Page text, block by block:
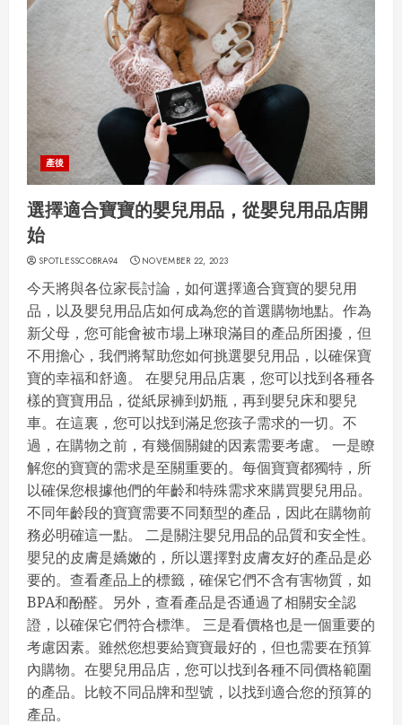
產後
選擇適合寶寶的嬰兒用品，從嬰兒用品店開
始
SPOTLESSCOBRA94 NOVEMBER 22, 2023
今天將與各位家長討論，如何選擇適合寶寶的嬰兒用
品，以及嬰兒用品店如何成為您的首選購物地點。作為
新父母，您可能會被市場上琳琅滿目的產品所困擾，但
不用擔心，我們將幫助您如何挑選嬰兒用品，以確保寶
寶的幸福和舒適。 在嬰兒用品店裏，您可以找到各種各
樣的寶寶用品，從紙尿褲到奶瓶，再到嬰兒床和嬰兒
車。在這裏，您可以找到滿足您孩子需求的一切。不
過，在購物之前，有幾個關鍵的因素需要考慮。 一是瞭
解您的寶寶的需求是至關重要的。每個寶寶都獨特，所
以確保您根據他們的年齡和特殊需求來購買嬰兒用品。
不同年齡段的寶寶需要不同類型的產品，因此在購物前
務必明確這一點。 二是關注嬰兒用品的品質和安全性。
嬰兒的皮膚是嬌嫩的，所以選擇對皮膚友好的產品是必
要的。查看產品上的標籤，確保它們不含有害物質，如
BPA和酚醛。另外，查看產品是否通過了相關安全認
證，以確保它們符合標準。 三是看價格也是一個重要的
考慮因素。雖然您想要給寶寶最好的，但也需要在預算
內購物。在嬰兒用品店，您可以找到各種不同價格範圍
的產品。比較不同品牌和型號，以找到適合您的預算的
產品。